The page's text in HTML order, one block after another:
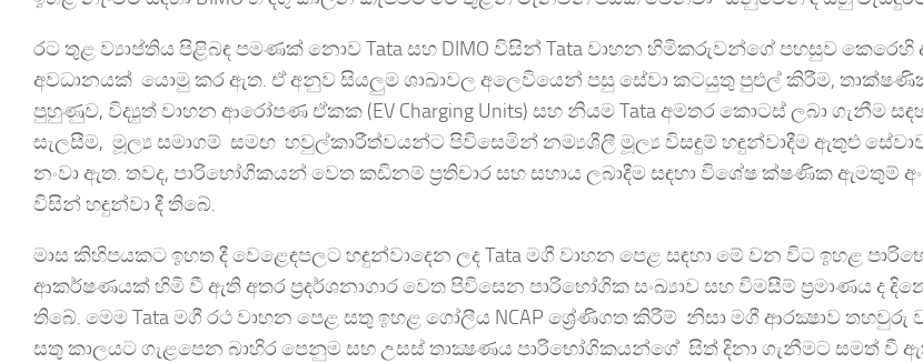
රට තුළ ව්‍යාප්තිය පිළිබඳ පමණක් නොව Tata සහ DIMO විසින් Tata වාහන හිමිකරුවන්ගේ පහසුව කෙරෙහි
අවධානයක් යොමු කර ඇත. ඒ අනුව සියලුම ශාඛාවල අලෙවියෙන් පසු සේවා කටයුතු පුළුල් කිරීම,
පුහුණුව, විද්‍යුත් වාහන ආරෝපණ ඒකක (EV Charging Units) සහ නියම Tata අමතර කොටස් ලබා ගැනීම
සැලසීම, මූල්‍ය සමාගම් සමඟ හවුල්කාරීත්වයන්ට පිවිසෙමින් නම්‍යශීලී මූල්‍ය විසඳුම් හඳුන්වාදීම ඇතුළු
නංවා ඇත. තවද, පාරිභෝගිකයන් වෙත කඩිනම් ප්‍රතිචාර සහ සහාය ලබාදීම සඳහා විශේෂ ක්ෂණික ඇමතුම්
විසින් හඳුන්වා දී තිබේ.
මාස කිහිපයකට ඉහත දී වෙළෙඳපලට හඳුන්වාදෙන ලද Tata මගී වාහන පෙළ සඳහා මේ වන විට ඉහළ
ආකර්ෂණයක් හිමි වී ඇති අතර ප්‍රදර්ශනාගාර වෙත පිවිසෙන පාරිභෝගික සංඛ්‍යාව සහ විමසීම් ප්‍රමාණය ද
තිබේ. මෙම Tata මගී රථ වාහන පෙළ සතු ඉහළ ගෝලීය NCAP ශ්‍රේණිගත කිරීම් නිසා මගී ආරක්‍ෂාව තහවුරු
සතු කාලයට ගැළපෙන බාහිර පෙනුම සහ උසස් තාක්‍ෂණය පාරිභෝගිකයන්ගේ සිත් දිනා ගැනීමට සමත් වී